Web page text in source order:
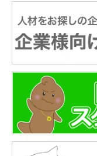
運営するするメディア
2025年07月22日
≪メディア掲載≫ユニー
人キャリア協会にドム